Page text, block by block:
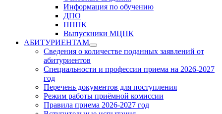
sub
menu
Информация по обучению
ДПО
ПППК
Выпускники МЦПК
АБИТУРИЕНТАМ
Show
sub
Сведения о количестве поданных заявлений от
абитуриентов
Специальности и профессии приема на 2026-2027
год
Перечень документов для поступления
Режим работы приёмной комиссии
Правила приема 2026-2027 год